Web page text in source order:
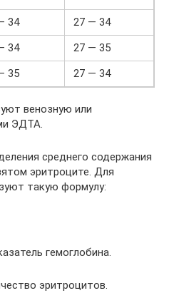
34
27 — 34
34
27 — 35
35 27 — 34
венозную или
ЭДТА.
среднего содержания
эритроците. Для
такую формулу:
гемоглобина.
эритроцитов.